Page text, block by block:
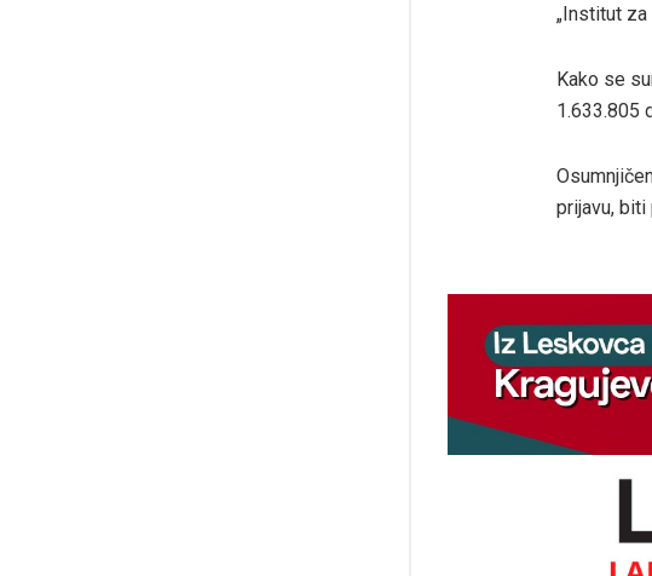
„Institut za
Kako se
1.633.805
prijavu, biti